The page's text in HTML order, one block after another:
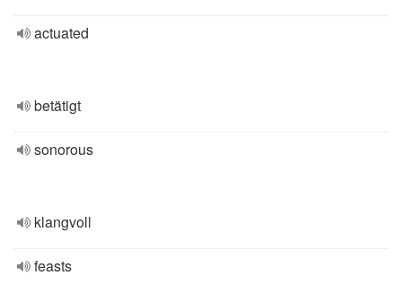
actuated
betätigt
sonorous
klangvoll
feasts